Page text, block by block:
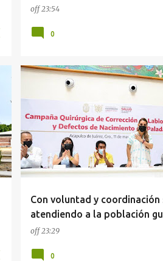
financiero del ISSSPEG
off 23:54
0
Con voluntad y coordinación
atendiendo a la población
Salgado
off 23:29
EVELYN SALGADO GUERRERO
0